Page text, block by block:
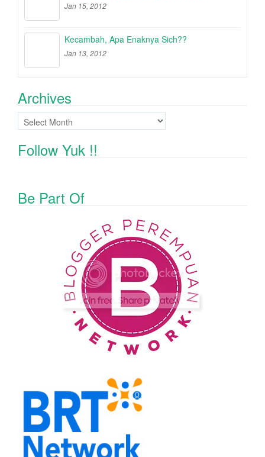
Jan 15, 2012
Kecambah, Apa Enaknya Sich??
Jan 13, 2012
Archives
Archives
Follow Yuk !!
Be Part Of